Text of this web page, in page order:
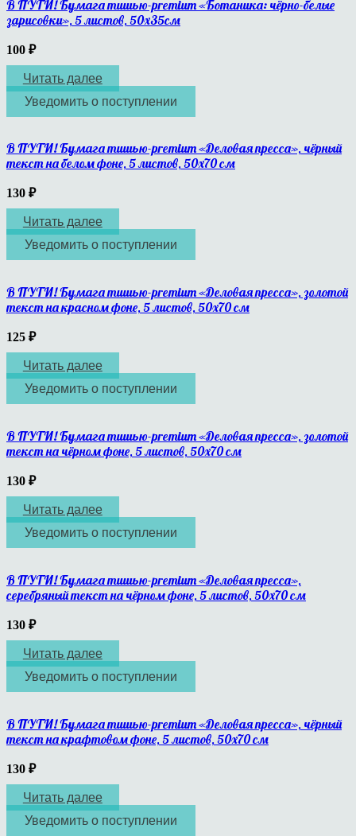
В ПУТИ! Бумага тишью-premium «Ботаника: чёрно-белые
зарисовки», 5 листов, 50х35см
100 ₽
Читать далее
Уведомить о поступлении
В ПУТИ! Бумага тишью-premium «Деловая пресса», чёрный
текст на белом фоне, 5 листов, 50х70 см
130 ₽
Читать далее
Уведомить о поступлении
В ПУТИ! Бумага тишью-premium «Деловая пресса», золотой
текст на красном фоне, 5 листов, 50х70 см
125 ₽
Читать далее
Уведомить о поступлении
В ПУТИ! Бумага тишью-premium «Деловая пресса», золотой
текст на чёрном фоне, 5 листов, 50х70 см
130 ₽
Читать далее
Уведомить о поступлении
В ПУТИ! Бумага тишью-premium «Деловая пресса»,
серебряный текст на чёрном фоне, 5 листов, 50х70 см
130 ₽
Читать далее
Уведомить о поступлении
В ПУТИ! Бумага тишью-premium «Деловая пресса», чёрный
текст на крафтовом фоне, 5 листов, 50х70 см
130 ₽
Читать далее
Уведомить о поступлении